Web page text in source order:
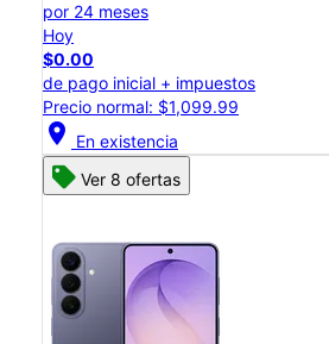
por 24 meses
Hoy
$0.00
de pago inicial + impuestos
Precio normal: $1,099.99
location_on En existencia
Ver 8 ofertas